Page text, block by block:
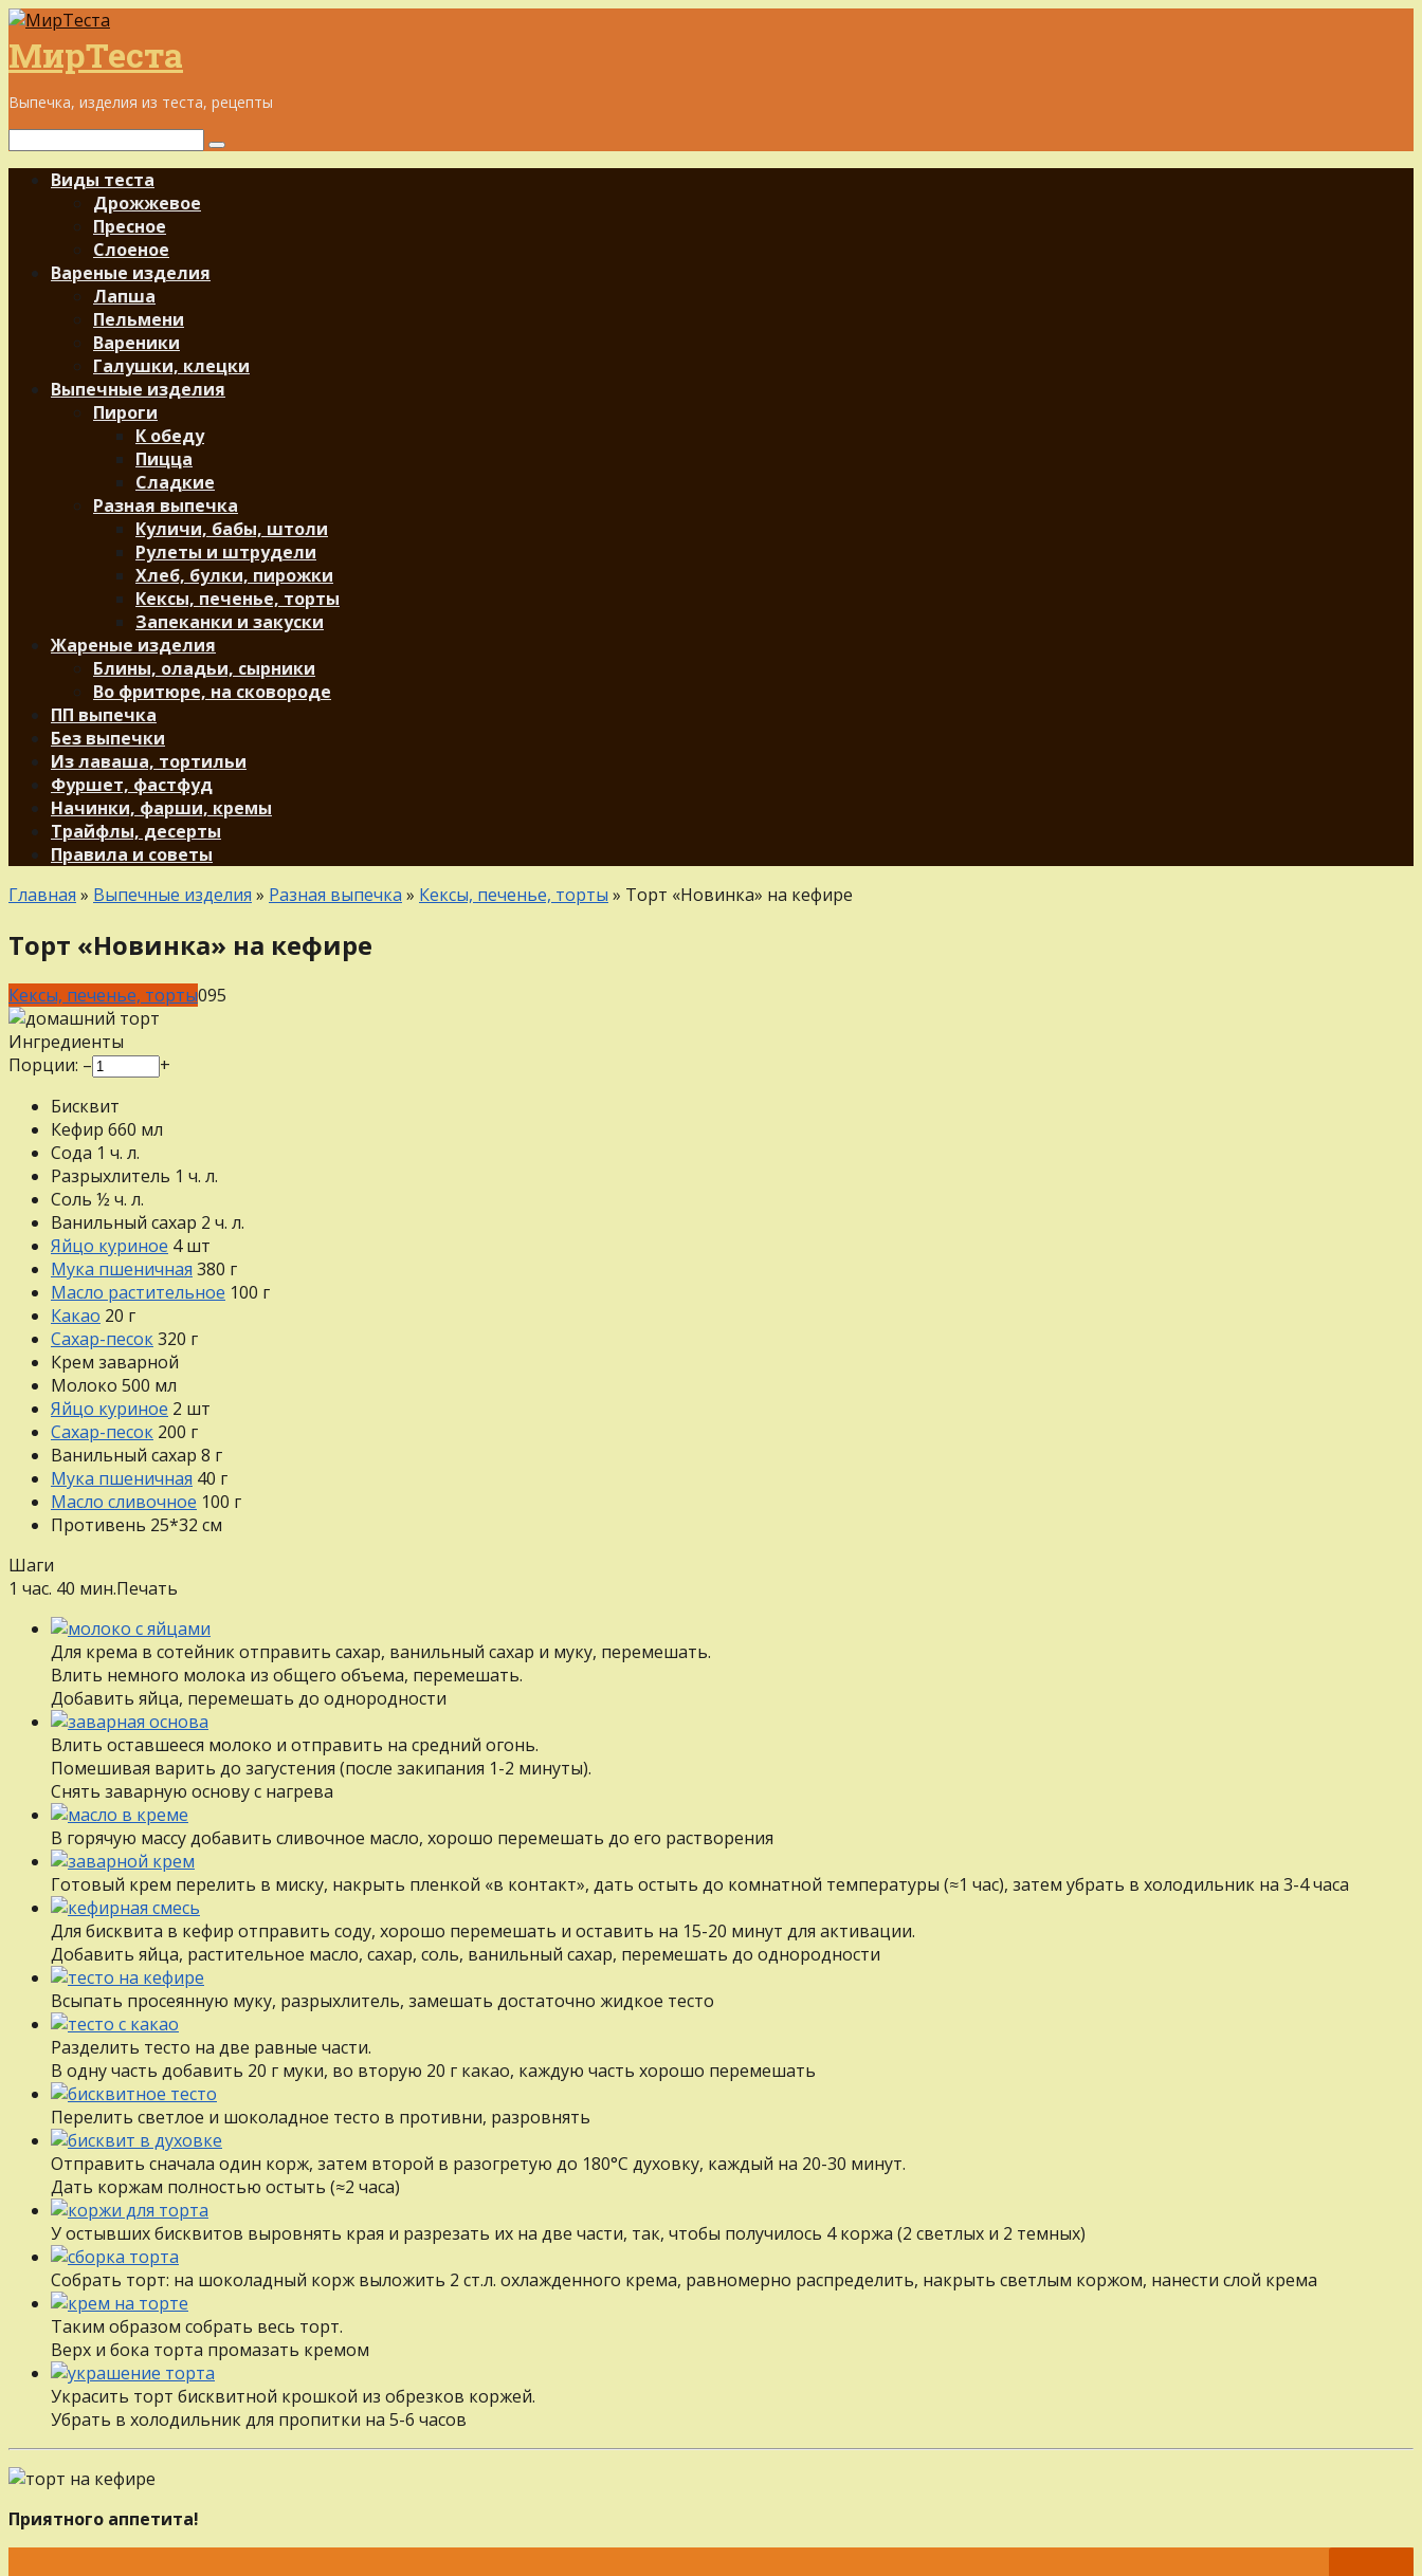
Перейти
к
контенту
МирТеста
Выпечка, изделия из теста, рецепты
Поиск:
Виды теста
Дрожжевое
Пресное
Слоеное
Вареные изделия
Лапша
Пельмени
Вареники
Галушки, клецки
Выпечные изделия
Пироги
К обеду
Пицца
Сладкие
Разная выпечка
Куличи, бабы, штоли
Рулеты и штрудели
Хлеб, булки, пирожки
Кексы, печенье, торты
Запеканки и закуски
Жареные изделия
Блины, оладьи, сырники
Во фритюре, на сковороде
ПП выпечка
Без выпечки
Из лаваша, тортильи
Фуршет, фастфуд
Начинки, фарши, кремы
Трайфлы, десерты
Правила и советы
Главная » Выпечные изделия » Разная выпечка » Кексы, печенье, торты » Торт «Новинка» на кефире
Торт «Новинка» на кефире
Кексы, печенье, торты095
Ингредиенты
Порции: –
+
Бисквит
Кефир 660 мл
Сода 1 ч. л.
Разрыхлитель 1 ч. л.
Соль ½ ч. л.
Ванильный сахар 2 ч. л.
Яйцо куриное 4шт
Мука пшеничная 380 г
Масло растительное 100 г
Какао 20 г
Сахар-песок320 г
Крем заварной
Молоко 500 мл
Яйцо куриное 2 шт
Сахар-песок 200 г
Ванильный сахар 8 г
Мука пшеничная 40 г
Масло сливочное 100 г
Противень 25*32 см
Шаги
1 час. 40 мин.Печать
Для крема в сотейник отправить сахар, ванильный сахар и муку, перемешать.
Влить немного молока из общего объема, перемешать.
Добавить яйца, перемешать до однородности
Влить оставшееся молоко и отправить на средний огонь.
Помешивая варить до загустения (после закипания 1-2 минуты).
Снять заварную основу с нагрева
В горячую массу добавить сливочное масло, хорошо перемешать до его растворения
Готовый крем перелить в миску, накрыть пленкой «в контакт», дать остыть до комнатной температуры (≈1 час), затем убрать в холодильник на 3-4 часа
Для бисквита в кефир отправить соду, хорошо перемешать и оставить на 15-20 минут для активации.
Добавить яйца, растительное масло, сахар, соль, ванильный сахар, перемешать до однородности
Всыпать просеянную муку, разрыхлитель, замешать достаточно жидкое тесто
Разделить тесто на две равные части.
В одну часть добавить 20 г муки, во вторую 20 г какао, каждую часть хорошо перемешать
Перелить светлое и шоколадное тесто в противни, разровнять
Отправить сначала один корж, затем второй в разогретую до 180°С духовку, каждый на 20-30 минут.
Дать коржам полностью остыть (≈2 часа)
У остывших бисквитов выровнять края и разрезать их на две части, так, чтобы получилось 4 коржа (2 светлых и 2 темных)
Собрать торт: на шоколадный корж выложить 2 ст.л. охлажденного крема, равномерно распределить, накрыть светлым коржом, нанести слой крема
Таким образом собрать весь торт.
Верх и бока торта промазать кремом
Украсить торт бисквитной крошкой из обрезков коржей.
Убрать в холодильник для пропитки на 5-6 часов
Приятного аппетита!